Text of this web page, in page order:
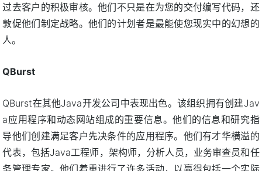
过去客户的积极审核。他们不只是在为您的交付编写代码，还
敦促他们制定战略。他们的计划者是最能使您现实中的幻想的
人。
QBurst
QBurst在其他Java开发公司中表现出色。该组织拥有创建Jav
a应用程序和动态网站组成的重要信息。他们的信息和研究指
导他们创建满足客户先决条件的应用程序。他们有才华横溢的
代表，包括Java工程师，架构师，分析人员，业务审查员和任
务管理专家。他们着重进行了许多活动，以赢得包括一个实际